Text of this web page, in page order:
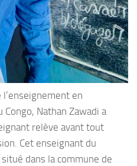
l’enseignement en
Nathan Zawadi a
relève avant tout
Cet enseignant du
dans la commune de